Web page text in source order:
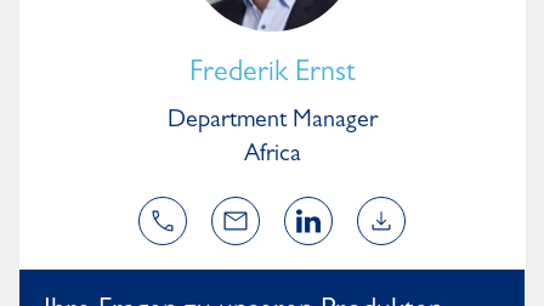
Frederik Ernst
Department Manager
Africa